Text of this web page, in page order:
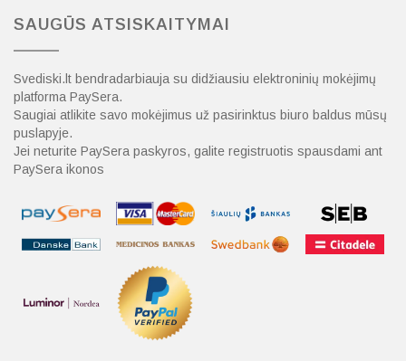
SAUGŪS ATSISKAITYMAI
Svediski.lt bendradarbiauja su didžiausiu elektroninių mokėjimų
platforma PaySera.
Saugiai atlikite savo mokėjimus už pasirinktus biuro baldus mūsų
puslapyje.
Jei neturite PaySera paskyros, galite registruotis spausdami ant
PaySera ikonos